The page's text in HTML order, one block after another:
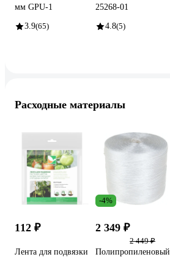
мм GPU-1
3.9(65)
25268-01
4.8(5)
Расходные материалы
112 ₽
Лента для подвязки
-4%
2 349 ₽
2 449 ₽
Полипропиленовый